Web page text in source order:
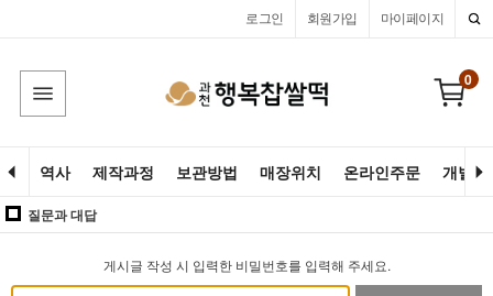
마이페이지
회원가입
로그인
0
역사 제작과정 보관방법 매장위치 온라인주문 개별
질문과 대답
게시글 작성 시 입력한 비밀번호를 입력해 주세요.